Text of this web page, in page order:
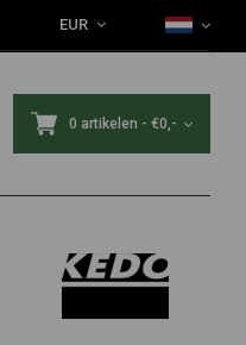
EUR
0 artikelen - €0,-